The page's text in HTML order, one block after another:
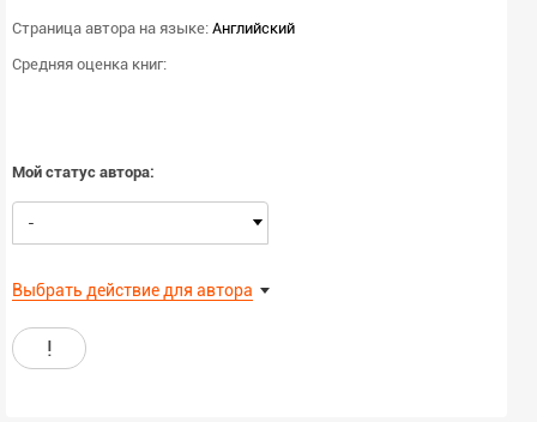
Страница автора на языке: Английский
Средняя оценка книг:
Мой статус автора:
-
Выбрать действие для автора
!